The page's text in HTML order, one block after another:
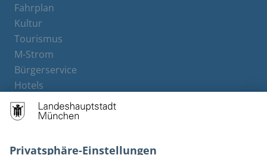
Fahrplan
Kultur
Tourismus
M-Strom
Bürgerservice
Hotels